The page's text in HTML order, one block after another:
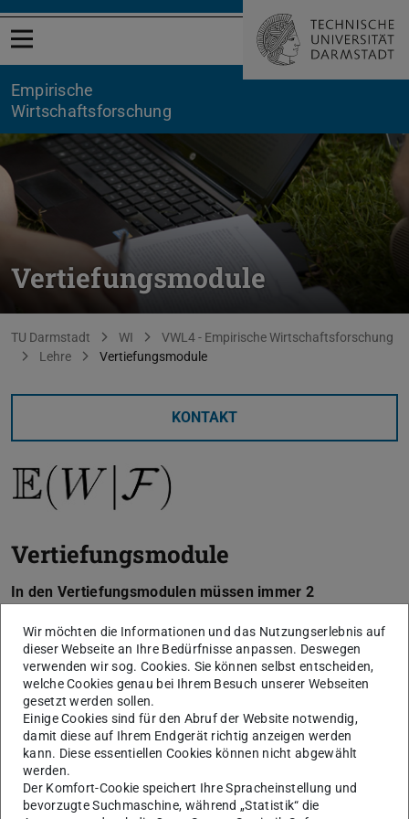
Menü öffnen
Empirische
Wirtschaftsforschung
Vertiefungsmodule
Sie befinden sich hier:
TU Darmstadt WI
VWL4 - Empirische Wirtschaftsforschung
Lehre
Vertiefungsmodule
KONTAKT
Vertiefungsmodule
In den Vertiefungsmodulen müssen immer 2
werden.
Modul Ökonometrische Methoden
Bestandteil dieses Vertiefungsmoduls sind die folgenden
Kurse:
Methoden der empirischen Wirtschaftsforschung
(Sommersemester, deutsch)
Wir möchten die Informationen und das Nutzungserlebnis auf
dieser Webseite an Ihre Bedürfnisse anpassen. Deswegen
verwenden wir sog. Cookies. Sie können selbst entscheiden,
welche Cookies genau bei Ihrem Besuch unserer Webseiten
gesetzt werden sollen.
Einige Cookies sind für den Abruf der Website notwendig,
damit diese auf Ihrem Endgerät richtig anzeigen werden
kann. Diese essentiellen Cookies können nicht abgewählt
werden.
Der Komfort-Cookie speichert Ihre Spracheinstellung und
bevorzugte Suchmaschine, während „Statistik“ die